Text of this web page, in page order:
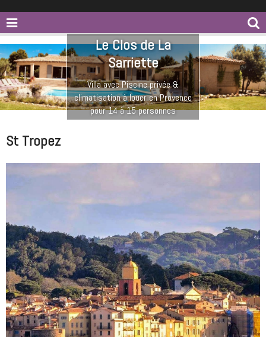
Le Clos de La
Sarriette
Villa avec Piscine privée &
climatisation à louer en Provence
pour 14 à 15 personnes
St Tropez